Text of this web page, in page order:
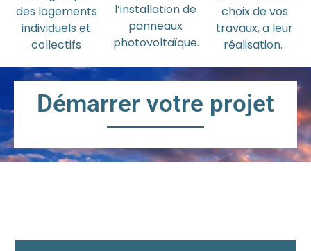
des logements
individuels et
collectifs
l’installation de
panneaux
photovoltaïque.
choix de vos
travaux, a leur
réalisation.
Démarrer votre projet